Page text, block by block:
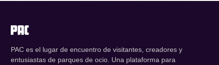
PAC es el lugar de encuentro de visitantes, creadores y
entusiastas de parques de ocio. Una plataforma para